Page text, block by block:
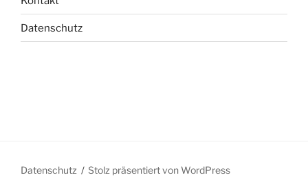
Datenschutz
Datenschutz Stolz präsentiert von WordPress